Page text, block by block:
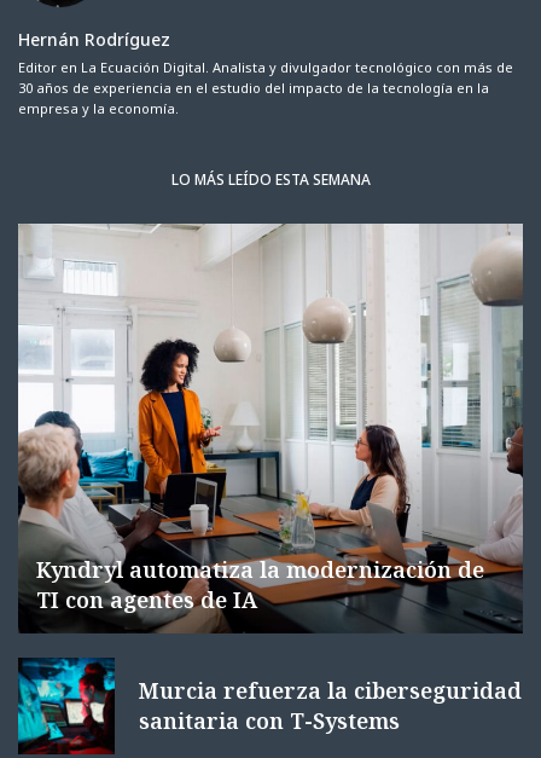
Hernán Rodríguez
Editor en La Ecuación Digital. Analista y divulgador tecnológico con más de
30 años de experiencia en el estudio del impacto de la tecnología en la
empresa y la economía.
LO MÁS LEÍDO ESTA SEMANA
Kyndryl automatiza la modernización de
TI con agentes de IA
Murcia refuerza la ciberseguridad
sanitaria con T-Systems